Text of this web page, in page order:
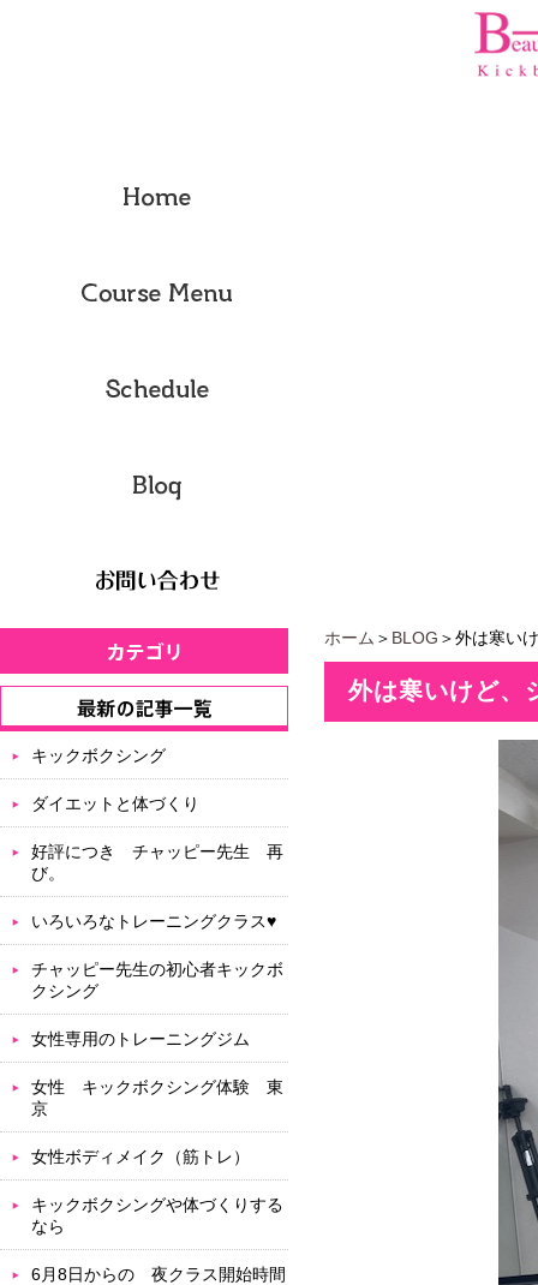
ホーム ＞ BLOG ＞外は寒い
外は寒いけど
キックボクシング
ダイエットと体づくり
好評につき チャッピー先生 再
び。
いろいろなトレーニングクラス♥
チャッピー先生の初心者キックボ
クシング
女性専用のトレーニングジム
女性 キックボクシング体験 東
京
女性ボディメイク（筋トレ）
キックボクシングや体づくりする
なら
6月8日からの 夜クラス開始時間